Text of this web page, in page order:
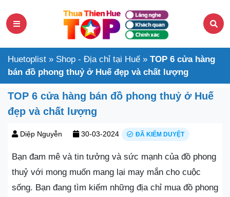
Huetoplist » Shop - Địa chỉ tại Huế » TOP 6 cửa hàng
bán đồ phong thuỷ ở Huế đẹp và chất lượng
TOP 6 cửa hàng bán đồ phong thuỷ ở Huế
đẹp và chất lượng
Diệp Nguyễn 30-03-2024 ĐÃ KIỂM DUYỆT
Bạn đam mê và tin tưởng và sức mạnh của đồ phong
thuỷ với mong muốn mang lại may mắn cho cuộc
sống. Bạn đang tìm kiếm những địa chỉ mua đồ phong